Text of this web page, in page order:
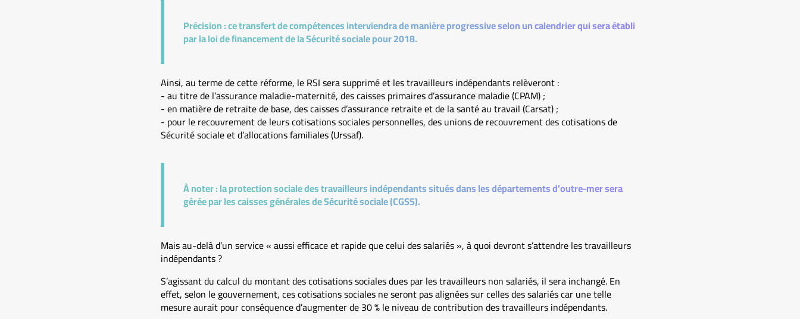
Précision :ce transfert de compétences interviendra de manière progressive selon un calendrier qui sera établi
par la loi de financement de la Sécurité sociale pour 2018.
Ainsi, au terme de cette réforme, le RSI sera supprimé et les travailleurs indépendants relèveront :
- au titre de l’assurance maladie-maternité, des caisses primaires d’assurance maladie (CPAM) ;
- en matière de retraite de base, des caisses d’assurance retraite et de la santé au travail (Carsat) ;
- pour le recouvrement de leurs cotisations sociales personnelles, des unions de recouvrement des cotisations de
Sécurité sociale et d’allocations familiales (Urssaf).
À noter :la protection sociale des travailleurs indépendants situés dans les départements d’outre-mer sera
gérée par les caisses générales de Sécurité sociale (CGSS).
Mais au-delà d’un service « aussi efficace et rapide que celui des salariés », à quoi devront s’attendre les travailleurs
indépendants ?
S’agissant du calcul du montant des cotisations sociales dues par les travailleurs non salariés, il sera inchangé. En
effet, selon le gouvernement, ces cotisations sociales ne seront pas alignées sur celles des salariés car une telle
mesure aurait pour conséquence d’augmenter de 30 % le niveau de contribution des travailleurs indépendants.